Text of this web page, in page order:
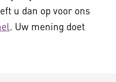
u dan op voor ons
. Uw mening doet